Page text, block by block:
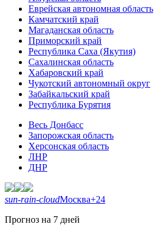
Еврейская автономная область
Камчатский край
Магаданская область
Приморский край
Республика Саха (Якутия)
Сахалинская область
Хабаровский край
Чукотский автономный округ
Забайкальский край
Республика Бурятия
Весь Донбасс
Запорожская область
Херсонская область
ЛНР
ДНР
sun-rain-cloudМосква+24
Прогноз на 7 дней